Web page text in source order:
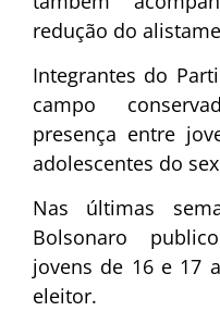
redução do
Integrantes do
campo
presença entre
adolescentes do
Nas últimas
Bolsonaro
jovens de 16 e 17
eleitor.